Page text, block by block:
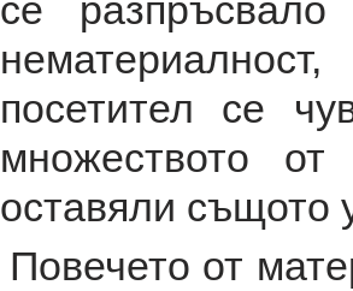
се
посетител се
множеството
оставяли същото
Повечето от